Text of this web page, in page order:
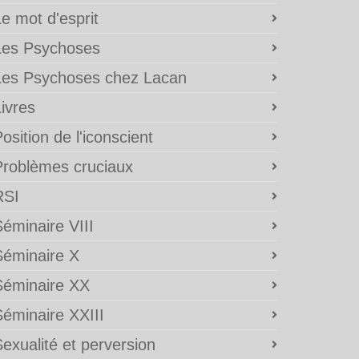
mot d'esprit
Psychoses
Psychoses chez Lacan
de l'iconscient
cruciaux
VIII
X
XX
XXIII
et perversion